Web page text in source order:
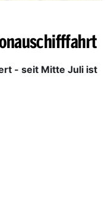
- seit Mitte Juli ist